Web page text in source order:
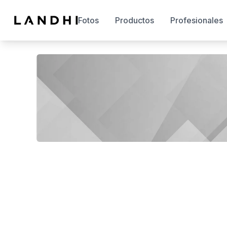
Fotos Productos Profesionales